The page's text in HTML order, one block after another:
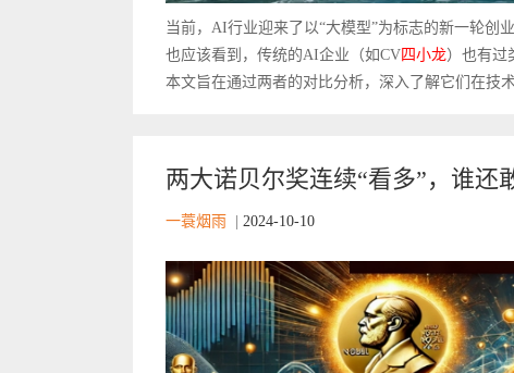
当前，AI行业迎来了以“大模型”为标志的新一轮创
也应该看到，传统的AI企业（如CV四小龙）也有过
本文旨在通过两者的对比分析，深入了解它们在技
两大诺贝尔奖连续“看多”，谁还
一蓑烟雨 2024-10-10